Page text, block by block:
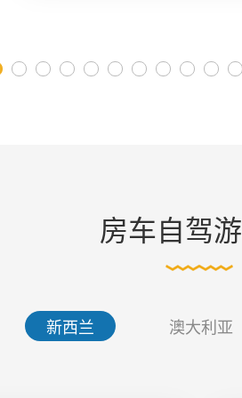
房车自驾游
新西兰 澳大利亚